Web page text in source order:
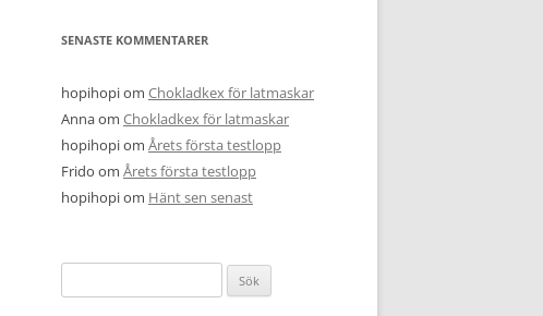
SENASTE KOMMENTARER
hopihopiom Chokladkex för latmaskar
Annaom Chokladkex för latmaskar
hopihopiom Årets första testlopp
Frido om Årets första testlopp
hopihopiom Hänt sen senast
efter: